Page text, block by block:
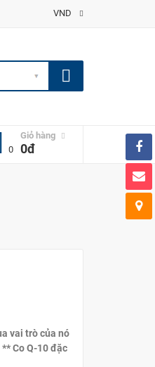
VND
Giỏ hàng
0
0đ
vai trò của nó
Co Q-10 đặc